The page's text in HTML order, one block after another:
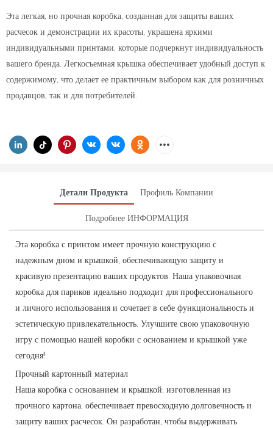
Эта легкая, но прочная коробка, созданная для защиты ваших
расчесок и демонстрации их красоты, украшена яркими
индивидуальными принтами, которые подчеркнут индивидуальность
вашего бренда. Легкосъемная крышка обеспечивает удобный доступ к
содержимому, что делает ее практичным выбором как для розничных
продавцов, так и для потребителей.
Детали Продукта Профиль Компании
Подробнее ИНФОРМАЦИЯ
Эта коробка с принтом имеет прочную конструкцию с
надежным дном и крышкой, обеспечивающую защиту и
красивую презентацию ваших продуктов. Наша упаковочная
коробка для париков идеально подходит для профессионального
и личного использования и сочетает в себе функциональность и
эстетическую привлекательность. Улучшите свою упаковочную
игру с помощью нашей коробки с основанием и крышкой уже
сегодня!
Прочный картонный материал
Наша коробка с основанием и крышкой, изготовленная из
прочного картона, обеспечивает превосходную долговечность и
защиту ваших расчесок. Он разработан, чтобы выдерживать